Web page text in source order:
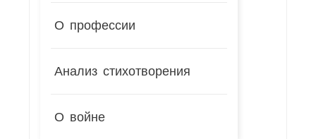
О профессии
Анализ стихотворения
О войне